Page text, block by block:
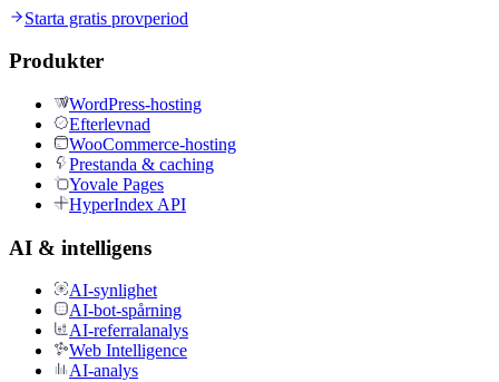
Starta gratis provperiod
Produkter
WordPress-hosting
Efterlevnad
WooCommerce-hosting
Prestanda & caching
Yovale Pages
HyperIndex API
AI & intelligens
AI-synlighet
AI-bot-spårning
AI-referralanalys
Web Intelligence
AI-analys